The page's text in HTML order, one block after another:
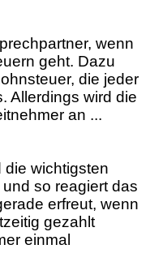
wenn
geht. Dazu
die jeder
Allerdings wird die
an ...
die wichtigsten
so reagiert das
erfreut, wenn
gezahlt
einmal